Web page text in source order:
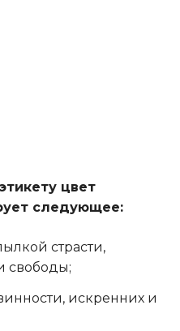
цвет
следующее:
страсти,
свободы;
искренних и